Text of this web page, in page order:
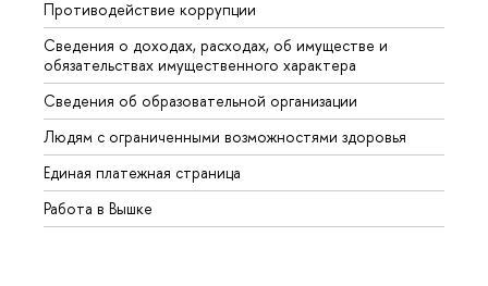
Противодействие коррупции
Сведения о доходах, расходах, об имуществе и
обязательствах имущественного характера
Сведения об образовательной организации
Людям с ограниченными возможностями здоровья
Единая платежная страница
Работа в Вышке